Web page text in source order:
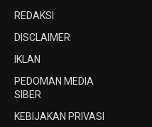
REDAKSI
DISCLAIMER
IKLAN
PEDOMAN MEDIA
SIBER
KEBIJAKAN PRIVASI